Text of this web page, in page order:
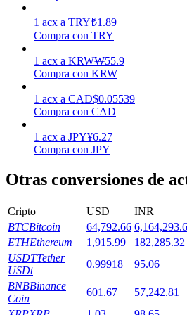
Staking
Alta rentabilidad y acceso
Launchpool
Participación flexible para ganar
1 acx a TRY₺1.89
Compra con TRY
1 acx a KRW₩55.9
Compra con KRW
1 acx a CAD$0.05539
Compra con CAD
1 acx a JPY¥6.27
Compra con JPY
Otras conversiones de
Cripto USD INR
BTCBitcoin 64,792.66
ETHEthereum 1,915.99 182,285.32
USDTTether
USDt
0.99918 95.06
BNBBinance
Coin
601.67 57,242.81